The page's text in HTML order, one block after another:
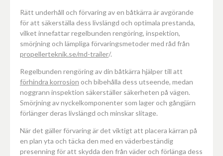
Rätt underhåll och förvaring av en båtkärra är avgörande
för att säkerställa dess livslängd och optimala prestanda,
vilket innefattar regelbunden rengöring, inspektion,
smörjning och lämpliga förvaringsmetoder med råd från
propellerteknik.se/md-trailer/.
Regelbunden rengöring av din båtkärra hjälper till att
förhindra korrosion och bibehålla dess utseende, medan
noggrann inspektion säkerställer säkerheten på vägen.
Smörjning av nyckelkomponenter som lager och gångjärn
förlänger deras livslängd och minskar slitage.
När det gäller förvaring är det viktigt att placera kärran på
en plan yta och täcka den med en väderbeständig
presenning för att skydda den från väder och förlänga dess